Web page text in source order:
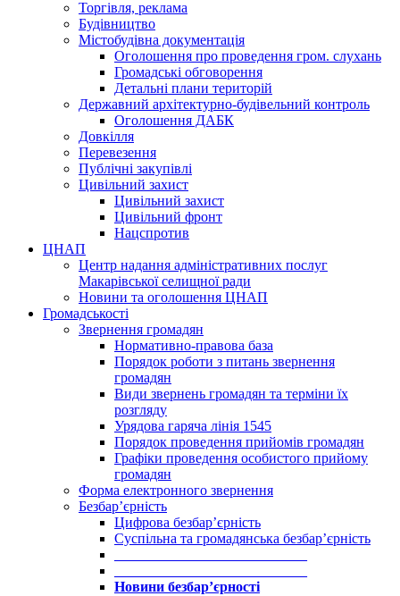
Торгівля, реклама
Будівництво
Містобудівна документація
Оголошення про проведення гром. слухань
Громадські обговорення
Детальні плани територій
Державний архітектурно-будівельний контроль
Оголошення ДАБК
Довкілля
Перевезення
Публічні закупівлі
Цивільний захист
Цивільний захист
Цивільний фронт
Нацспротив
ЦНАП
Центр надання адміністративних послуг
Макарівської селищної ради
Новини та оголошення ЦНАП
Громадськості
Звернення громадян
Нормативно-правова база
Порядок роботи з питань звернення
громадян
Види звернень громадян та терміни їх
розгляду
Урядова гаряча лінія 1545
Порядок проведення прийомів громадян
Графіки проведення особистого прийому
громадян
Форма електронного звернення
Безбар’єрність
Цифрова безбар’єрність
Суспільна та громадянська безбар’єрність
Новини безбар’єрності